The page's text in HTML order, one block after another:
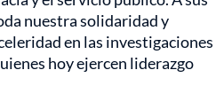
nuestra solidaridad y
en las investigaciones
hoy ejercen liderazgo